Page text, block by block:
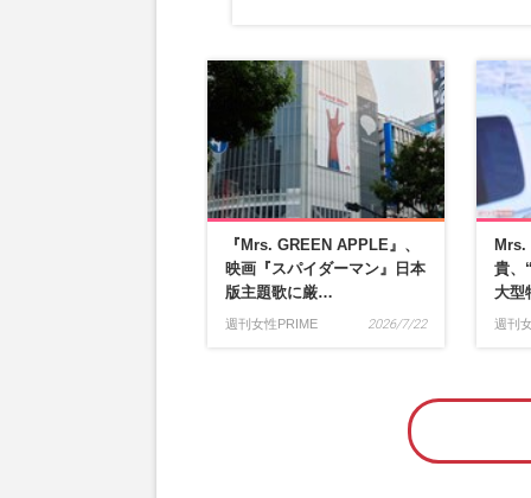
『Mrs. GREEN APPLE』、
映画『スパイダーマン』日本
版主題歌に厳…
週刊女性PRIME 2026/7/22
Mrs.
貴、
大型
週刊